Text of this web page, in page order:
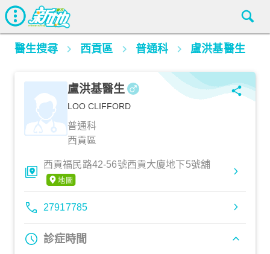
醫生搜尋 西貢區 普通科 盧洪基醫生
盧洪基醫生
LOO CLIFFORD
普通科
西貢區
西貢福民路42-56號西貢大廈地下5號舖
27917785
診症時間